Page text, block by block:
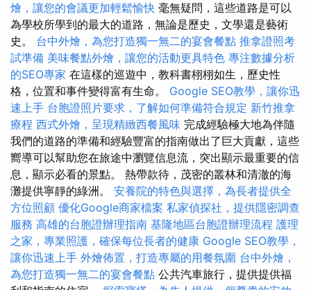
燴，讓您的會議更加輕鬆愉快 毫無疑問，這些道路是可以
為學校所學到的最大的道路，無論是歷史，文學還是藝術
史。 台中外燴，為您打造獨一無二的宴會餐點 推拿證照考
試準備 美味餐點外燴，讓您的活動更具特色 專注數據分析
的SEO專家 在這樣的巡遊中，教科書栩栩如生，歷史性
格，位置和事件變得富有生命。 Google SEO教學，讓你迅
速上手 台胞證照片要求，了解如何準備符合規定 新竹推拿
療程 西式外燴，呈現精緻西餐風味 完成經驗極大地為伴隨
我們的道路的準備和經驗豐富的指南做出了巨大貢獻，這些
嚮導可以幫助您在旅途中瀏覽信息流，突出顯示最重要的信
息，顯示必看的景點。 熱帶款待，茂密的叢林和清澈的海
灘提供寧靜的綠洲。 安養院的特色與選擇，為長者提供全
方位照顧 優化Google商家檔案 私家偵探社，提供隱密調查
服務 高雄的台胞證辦理指南 基隆地區台胞證辦理流程 護理
之家，專業照護，確保每位長者的健康 Google SEO教學，
讓你迅速上手 外燴佈置，打造專屬的用餐氛圍 台中外燴，
為您打造獨一無二的宴會餐點 公共汽車旅行，提供提供福